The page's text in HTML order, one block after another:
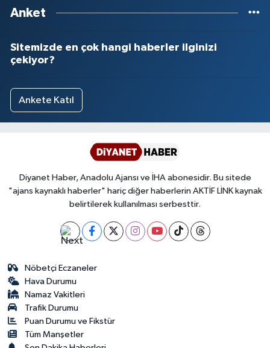
Anket
Sitemizde en çok hangi haberler ilginizi
çekiyor?
Ankete Katıl
Diyanet Haber, Anadolu Ajansı ve İHA abonesidir. Bu sitede
"ajans kaynaklı haberler" hariç diğer haberlerin AKTİF LİNK kaynak
belirtilerek kullanılması serbesttir.
Nöbetçi Eczaneler
Hava Durumu
Namaz Vakitleri
Trafik Durumu
Puan Durumu ve Fikstür
Tüm Manşetler